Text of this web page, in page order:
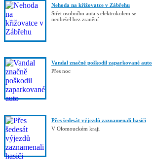
Nehoda na křižovatce v Zábřehu
Střet osobního auta s elektrokolem se
neobešel bez zranění
Vandal značně poškodil zaparkované auto
Přes noc
Přes šedesát výjezdů zaznamenali hasiči
V Olomouckém kraji